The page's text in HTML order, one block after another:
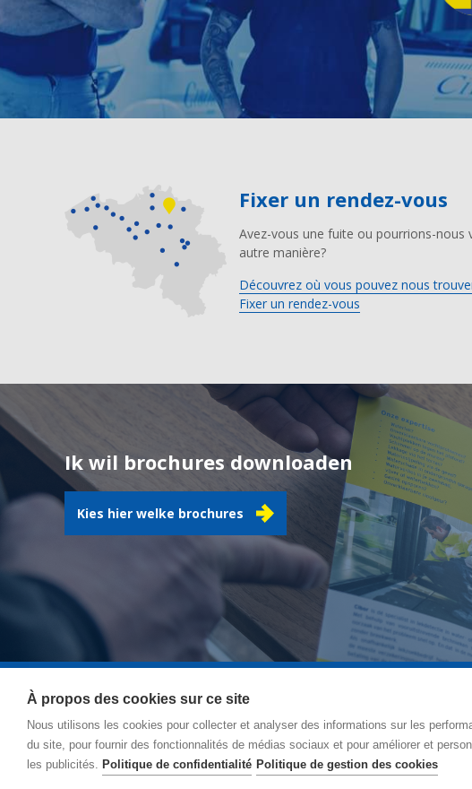
Fixer un rendez-vous
Avez-vous une fuite ou pourrions-nous
autre manière?
Découvrez où vous pouvez nous
Fixer un rendez-vous
Ik wil brochures downloaden
Kies hier welke brochures
Itinéraire
Conditions
À propos des cookies sur ce site
Nous utilisons les cookies pour collecter et analyser des informations sur les
du site, pour fournir des fonctionnalités de médias sociaux et pour améliorer et
les publicités. Politique de confidentialité Politique de gestion des cookies